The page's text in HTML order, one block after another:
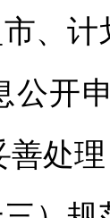
、计
公开
善处